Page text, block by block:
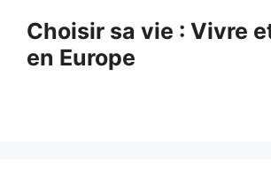
contenu
Choisir sa vie : Vivre
en Europe